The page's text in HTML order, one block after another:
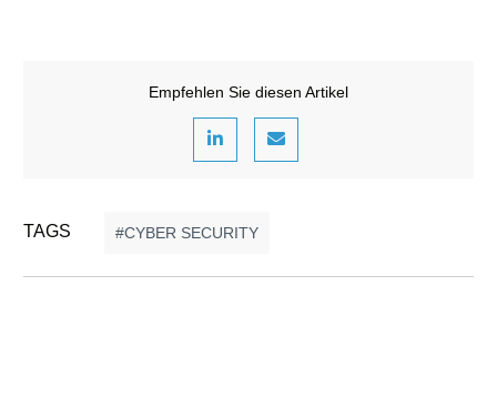
Empfehlen Sie diesen Artikel
TAGS CYBER SECURITY